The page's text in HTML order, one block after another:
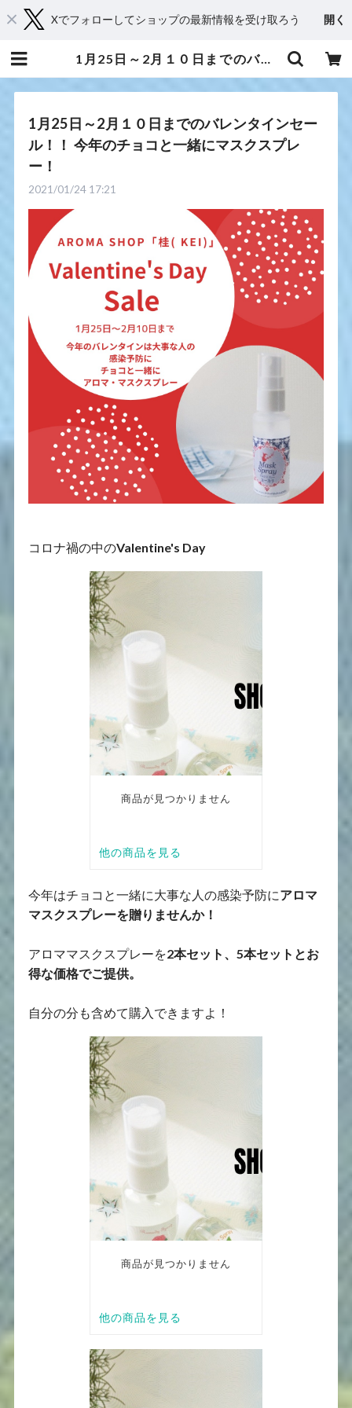
Xでフォローしてショップの最新情報を受け取ろう 開く
1月25日～2月１０日までのバレンタインセール！！ 今年のチョコと一緒にマスクスプレー！ | 京都からメディカルアロマとハーブであなたに癒しと笑顔をお届け・Shop 桂（kei）
1月25日～2月１０日までのバレンタインセー
ル！！ 今年のチョコと一緒にマスクスプレ
ー！
2021/01/24 17:21
コロナ禍の中のValentine's Day
今年はチョコと一緒に大事な人の感染予防にアロマ
マスクスプレーを贈りませんか！
アロママスクスプレーを2本セット、5本セットとお
得な価格でご提供。
自分の分も含めて購入できますよ！